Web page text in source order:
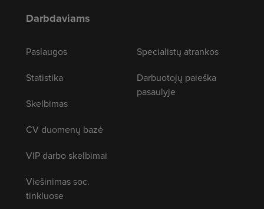
Darbdaviams
Paslaugos
Statistika
Skelbimas
CV duomenų bazė
VIP darbo skelbimai
Viešinimas soc.
tinkluose
Specialistų atrankos
Darbuotojų paieška
pasaulyje